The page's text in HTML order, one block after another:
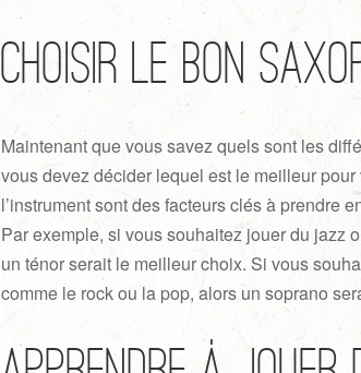
Choisir le bon
Maintenant que vous savez quels sont les
vous devez décider lequel est le meilleur
l’instrument sont des facteurs clés à prendre
Par exemple, si vous souhaitez jouer du jazz
un ténor serait le meilleur choix. Si vous
comme le rock ou la pop, alors un soprano